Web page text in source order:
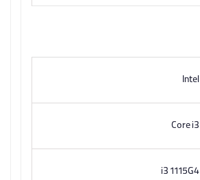
Intel
Core i3
i3 1115G4